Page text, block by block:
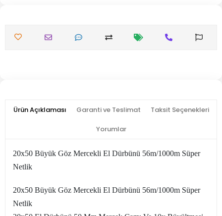
Ürün Açıklaması Garanti ve Teslimat Taksit Seçenekleri
Yorumlar
20x50 Büyük Göz Mercekli El Dürbünü 56m/1000m Süper
Netlik
20x50 Büyük Göz Mercekli El Dürbünü 56m/1000m Süper
Netlik